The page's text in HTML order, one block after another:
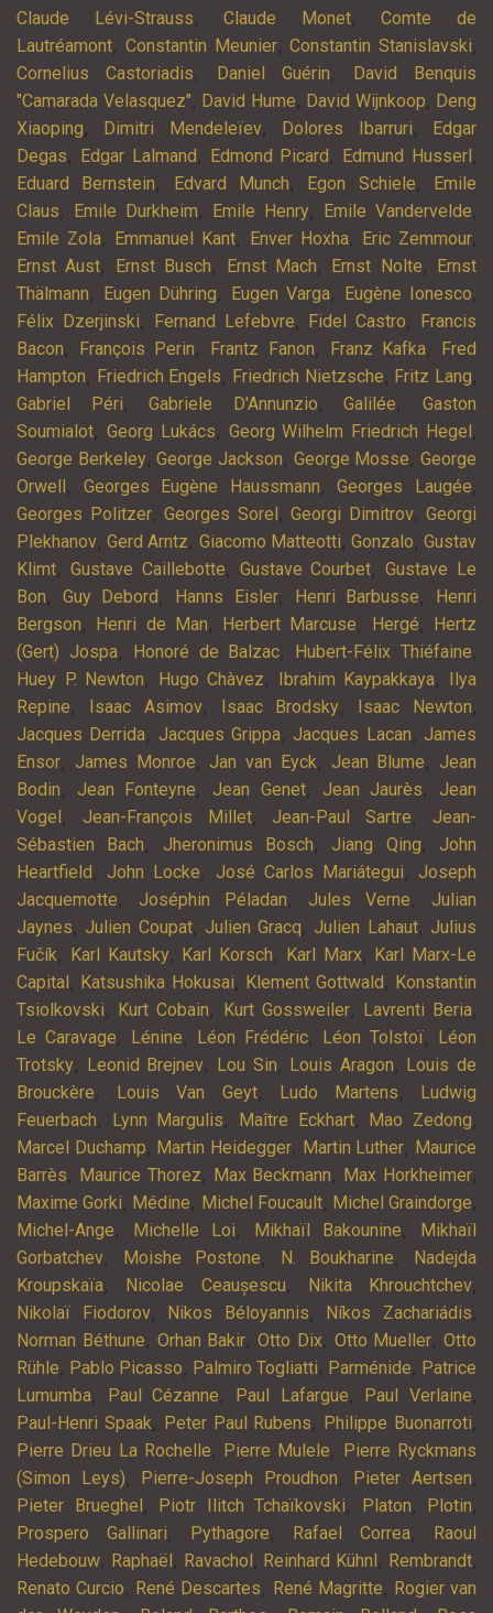
Claude Lévi-Strauss,Claude Monet,Comte de
Lautréamont, Constantin Meunier,Constantin Stanislavski,
Cornelius Castoriadis, Daniel Guérin,
David Benquis
"Camarada Velasquez", David Hume, David Wijnkoop, Deng
Xiaoping, Dimitri Mendeleïev, Dolores Ibarruri,
Edgar
Degas, Edgar Lalmand , Edmond Picard , Edmund Husserl ,
Eduard Bernstein, Edvard Munch, Egon Schiele,
Emile
Claus, Emile Durkheim, Emile Henry, Emile Vandervelde,
Emile Zola, Emmanuel Kant, Enver Hoxha, Eric Zemmour,
Ernst Aust, Ernst Busch, Ernst Mach, Ernst Nolte,
Ernst
Thälmann, Eugen Dühring, Eugen Varga, Eugène Ionesco,
Félix Dzerjinski, Fernand Lefebvre, Fidel Castro,
Francis
Bacon, François Perin, Frantz Fanon, Franz Kafka,
Fred
Hampton, Friedrich Engels, Friedrich Nietzsche, Fritz Lang,
Gabriel Péri,Gabriele D'Annunzio,Galilée,Gaston
Soumialot, Georg Lukács, Georg Wilhelm Friedrich Hegel ,
George Berkeley,George Jackson, George Mosse,George
Orwell , Georges Eugène Haussmann,Georges Laugée,
Georges Politzer, Georges Sorel , Georgi Dimitrov, Georgi
Plekhanov,Gerd Arntz, Giacomo Matteotti, Gonzalo,Gustav
Klimt, Gustave Caillebotte, Gustave Courbet,Gustave Le
Bon, Guy Debord , Hanns Eisler, Henri Barbusse,
Henri
Bergson, Henri de Man, Herbert Marcuse, Hergé,
Hertz
(Gert) Jospa, Honoré de Balzac, Hubert-Félix Thiéfaine,
Huey P. Newton, Hugo Chàvez, Ibrahim Kaypakkaya,
Ilya
Repine, Isaac Asimov, Isaac Brodsky, Isaac Newton,
Jacques Derrida, Jacques Grippa, Jacques Lacan, James
Ensor, James Monroe, Jan van Eyck, Jean Blume, Jean
Bodin, Jean Fonteyne, Jean Genet, Jean Jaurès, Jean
Vogel , Jean-François Millet, Jean-Paul Sartre, Jean-
Sébastien Bach, Jheronimus Bosch, Jiang Qing, John
Heartfield , John Locke, José Carlos Mariátegui, Joseph
Jacquemotte, Joséphin Péladan, Jules Verne, Julian
Jaynes, Julien Coupat, Julien Gracq, Julien Lahaut, Julius
Fučík, Karl Kautsky, Karl Korsch, Karl Marx, Karl Marx-Le
Capital , Katsushika Hokusai, Klement Gottwald , Konstantin
Tsiolkovski, Kurt Cobain, Kurt Gossweiler, Lavrenti Beria,
Le Caravage, Lénine, Léon Frédéric, Léon Tolstoï,
Léon
Trotsky, Leonid Brejnev, Lou Sin, Louis Aragon, Louis de
Brouckère, Louis Van Geyt, Ludo Martens,
Ludwig
Feuerbach, Lynn Margulis, Maître Eckhart, Mao Zedong,
Marcel Duchamp, Martin Heidegger, Martin Luther, Maurice
Barrès, Maurice Thorez, Max Beckmann, Max Horkheimer,
Maxime Gorki, Médine, Michel Foucault, Michel Graindorge,
Michel-Ange, Michelle Loi, Mikhaïl Bakounine,
Mikhaïl
Gorbatchev, Moishe Postone, N. Boukharine,
Nadejda
Kroupskaïa, Nicolae Ceaușescu, Nikita Khrouchtchev,
Nikolaï Fiodorov, Nikos Béloyannis, Níkos Zachariádis,
Norman Béthune, Orhan Bakir, Otto Dix, Otto Mueller, Otto
Rühle, Pablo Picasso, Palmiro Togliatti, Parménide, Patrice
Lumumba, Paul Cézanne, Paul Lafargue, Paul Verlaine,
Paul-Henri Spaak, Peter Paul Rubens, Philippe Buonarroti,
Pierre Drieu La Rochelle, Pierre Mulele,
Pierre Ryckmans
(Simon Leys), Pierre-Joseph Proudhon, Pieter Aertsen,
Pieter Brueghel , Piotr Ilitch Tchaïkovski, Platon, Plotin,
Prospero Gallinari, Pythagore, Rafael Correa,
Raoul
Hedebouw, Raphaël , Ravachol , Reinhard Kühnl , Rembrandt,
Renato Curcio, René Descartes, René Magritte, Rogier van